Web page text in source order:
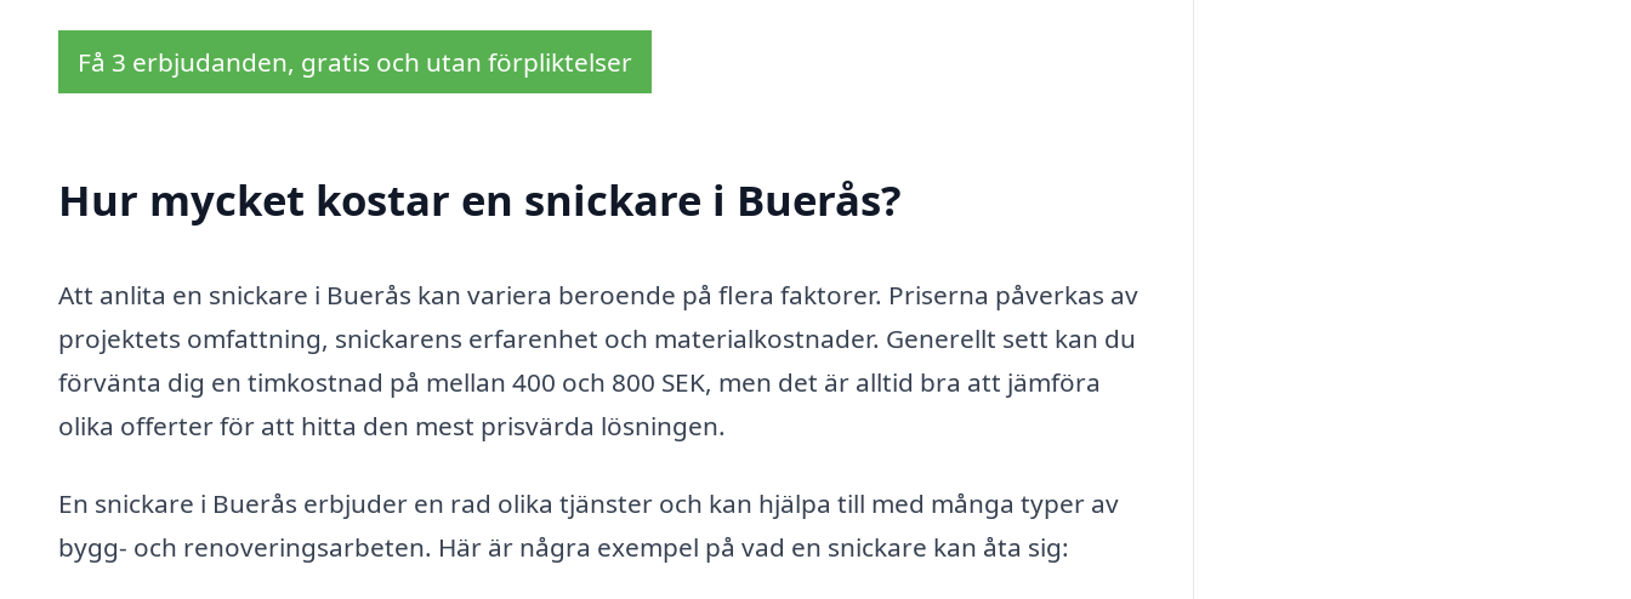
Få 3 erbjudanden, gratis och utan förpliktelser
Hur mycket kostar en snickare i Buerås?
Att anlita en snickare i Buerås kan variera beroende på flera faktorer. Priserna påverkas av
projektets omfattning, snickarens erfarenhet och materialkostnader. Generellt sett kan du
förvänta dig en timkostnad på mellan 400 och 800 SEK, men det är alltid bra att jämföra
olika offerter för att hitta den mest prisvärda lösningen.
En snickare i Buerås erbjuder en rad olika tjänster och kan hjälpa till med många typer av
bygg- och renoveringsarbeten. Här är några exempel på vad en snickare kan åta sig: